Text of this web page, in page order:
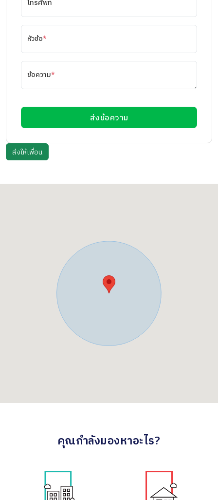
โทรศัพท์
หัวข้อ*
ข้อความ*
ส่งข้อความ
คุณกำลังมองหาอะไร?